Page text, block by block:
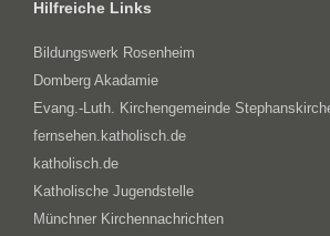
Hilfreiche Links
Bildungswerk Rosenheim
Domberg Akadamie
Evang.-Luth. Kirchengemeinde
fernsehen.katholisch.de
katholisch.de
Katholische Jugendstelle
Münchner Kirchennachrichten